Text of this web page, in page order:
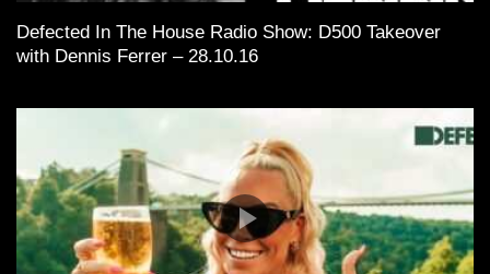
Defected In The House Radio Show: D500 Takeover
with Dennis Ferrer – 28.10.16